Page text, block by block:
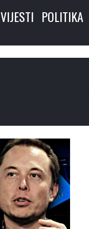
VIJESTI POLITIKA